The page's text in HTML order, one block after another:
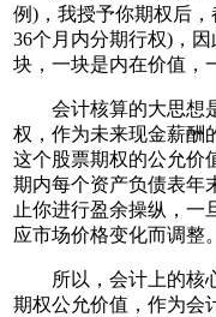
例)，我授予你期权后
36个月内分期行权)，
块，一块是内在价值，
会计核算的大思想是
权，作为未来现金薪酬
这个股票期权的公允价
期内每个资产负债表年
止你进行盈余操纵，一
应市场价格变化而调整。
所以，会计上的核心
期权公允价值，作为会